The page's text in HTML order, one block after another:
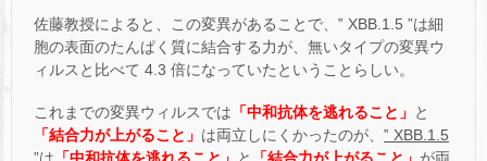
佐藤教授によると、この変異があることで、‟ XBB.1.5 ”は細
胞の表面のたんぱく質に結合する力が、無いタイプの変異ウ
ィルスと比べて 4.3 倍になっていたということらしい。
これまでの変異ウィルスでは 「中和抗体を逃れること」 と
「結合力が上がること」 は両立しにくかったのが、 ‟ XBB.1.5